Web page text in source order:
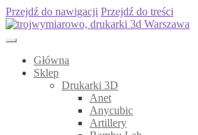
Przejdź do nawigacji Przejdź do treści
Główna
Sklep
Drukarki 3D
Anet
Anycubic
Artillery